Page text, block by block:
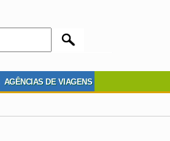
AGÊNCIAS DE VIAGENS